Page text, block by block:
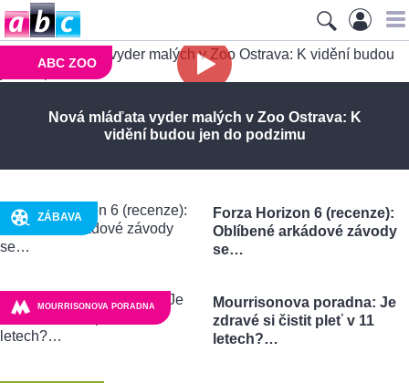
ABC ZOO
Nová mláďata vyder malých v Zoo Ostrava: K
vidění budou jen do podzimu
ZÁBAVA
Forza Horizon 6 (recenze):
Oblíbené arkádové závody
se…
MOURRISONOVA PORADNA
Mourrisonova poradna: Je
zdravé si čistit pleť v 11
letech?…